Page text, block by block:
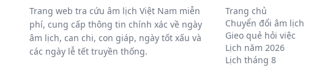
Trang web tra cứu âm lịch Việt Nam miễn
phí, cung cấp thông tin chính xác về ngày
âm lịch, can chi, con giáp, ngày tốt xấu và
các ngày lễ tết truyền thống.
Trang chủ
Chuyển đổi âm lịch
Gieo quẻ hỏi việc
Lịch năm 2026
Lịch tháng 8